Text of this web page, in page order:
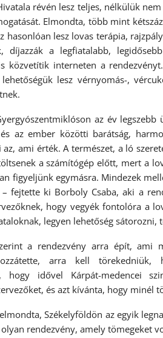
révén lesz teljes, nélkülük
Elmondta, több mint
hasonlóan lesz lovas terápia,
díjazzák a legfiatalabb,
közvetítik interneten a
lesz vérnyomás-,
az év
az ember közötti barátság,
ami érték. A természet, a ló
a számítógép előtt, mert a
figyeljünk egymásra. Mindezek
– fejtette ki Borboly Csaba, aki a
hogy vegyék fontolóra a
legyen lehetőség sátorozni,
a rendezvény arra épít,
arra kell
hogy idővel Kárpát-medencei
és azt kívánta, hogy minél
Székelyföldön az egyik
rendezvény, amely tömegeket